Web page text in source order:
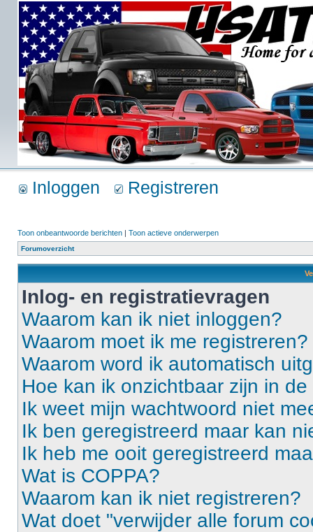
Inloggen Registreren
Toon onbeantwoorde berichten | Toon actieve onderwerpen
Forumoverzicht
Inlog- en registratievragen
Waarom kan ik niet inloggen?
Waarom moet ik me registreren?
Waarom word ik automatisch
Hoe kan ik onzichtbaar zijn in
Ik weet mijn wachtwoord niet
Ik ben geregistreerd maar kan
Ik heb me ooit geregistreerd
Wat is COPPA?
Waarom kan ik niet registreren?
Wat doet "verwijder alle forum